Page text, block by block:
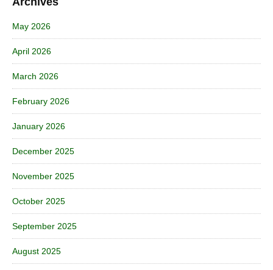
May 2026
April 2026
March 2026
February 2026
January 2026
December 2025
November 2025
October 2025
September 2025
August 2025